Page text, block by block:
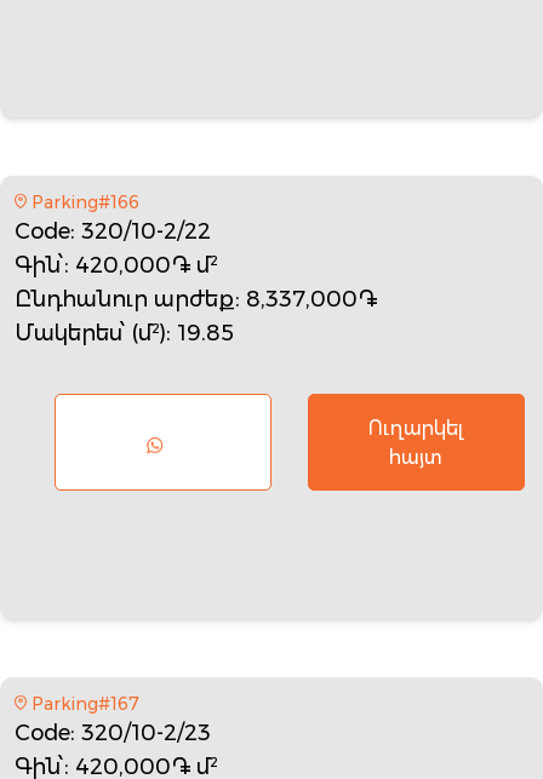
Parking#166
Code: 320/10-2/22
Գին՝: 420,000֏ մ²
Ընդհանուր արժեք: 8,337,000֏
Մակերես՝ (մ²): 19.85
Ուղարկել
հայտ
Parking#167
Code: 320/10-2/23
Գին՝: 420,000֏ մ²